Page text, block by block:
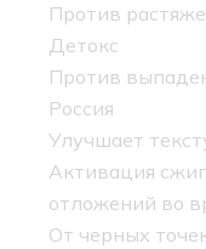
Против
Детокс
Против
Россия
Улучшает
Активация
отложений во
От черных